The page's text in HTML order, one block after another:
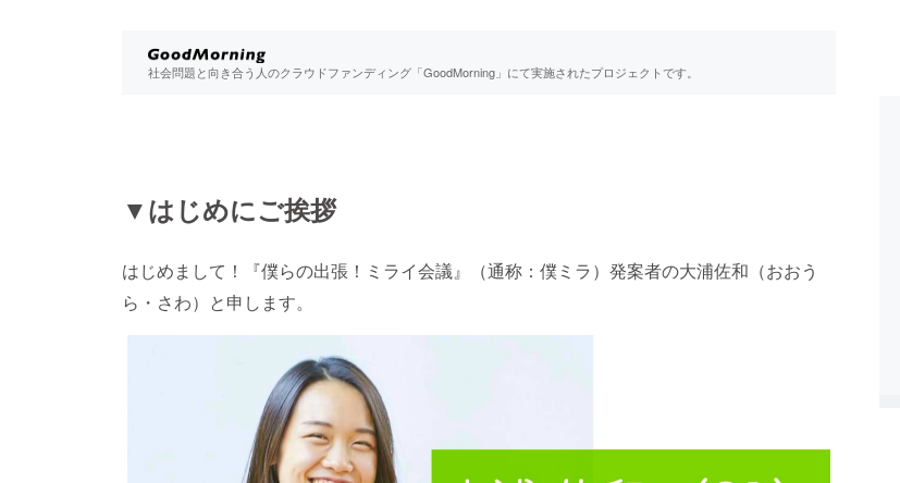
社会問題と向き合う人のクラウドファンディング「GoodMorning」にて実施されたプロジェクトです。
▼はじめにご挨拶
はじめまして！『僕らの出張！ミライ会議』（通称：僕ミラ）発案者の大浦佐和（おおう
ら・さわ）と申します。